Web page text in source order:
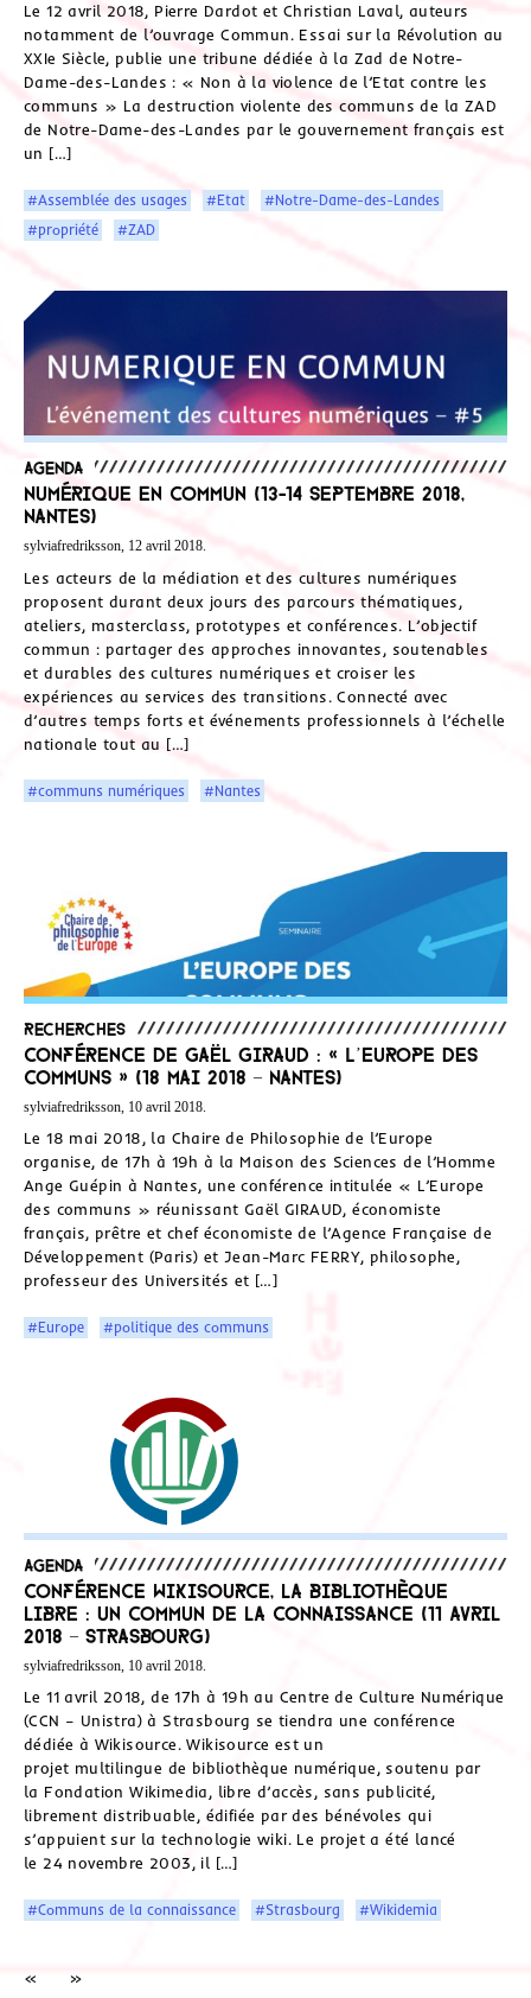
Le 12 avril 2018, Pierre Dardot et Christian Laval, auteurs
notamment de l’ouvrage Commun. Essai sur la Révolution au
XXIe Siècle, publie une tribune dédiée à la Zad de Notre-
Dame-des-Landes : « Non à la violence de l’Etat contre les
communs » La destruction violente des communs de la ZAD
de Notre-Dame-des-Landes par le gouvernement français est
un […]
#Assemblée des usages #Etat
#Notre-Dame-des-Landes
#propriété
#ZAD
Agenda
Numérique en commun (13-14 septembre 2018,
Nantes)
sylviafredriksson, 12 avril 2018.
Les acteurs de la médiation et des cultures numériques
proposent durant deux jours des parcours thématiques,
ateliers, masterclass, prototypes et conférences. L’objectif
commun : partager des approches innovantes, soutenables
et durables des cultures numériques et croiser les
expériences au services des transitions. Connecté avec
d’autres temps forts et événements professionnels à l’échelle
nationale tout au […]
#communs numériques #Nantes
Recherches
Conférence de Gaël Giraud : « L’Europe des
communs » (18 mai 2018 – Nantes)
sylviafredriksson, 10 avril 2018.
Le 18 mai 2018, la Chaire de Philosophie de l’Europe
organise, de 17h à 19h à la Maison des Sciences de l’Homme
Ange Guépin à Nantes, une conférence intitulée « L’Europe
des communs » réunissant Gaël GIRAUD, économiste
français, prêtre et chef économiste de l’Agence Française de
Développement (Paris) et Jean-Marc FERRY, philosophe,
professeur des Universités et […]
#Europe #politique des communs
Agenda
Conférence Wikisource, la bibliothèque
libre : un commun de la connaissance (11 avril
2018 – Strasbourg)
sylviafredriksson, 10 avril 2018.
Le 11 avril 2018, de 17h à 19h au Centre de Culture Numérique
(CCN – Unistra) à Strasbourg se tiendra une conférence
dédiée à Wikisource. Wikisource est un
projet multilingue de bibliothèque numérique, soutenu par
la Fondation Wikimedia, libre d’accès, sans publicité,
librement distribuable, édifiée par des bénévoles qui
s’appuient sur la technologie wiki. Le projet a été lancé
le 24 novembre 2003, il […]
#Communs de la connaissance #Strasbourg #Wikidemia
« »